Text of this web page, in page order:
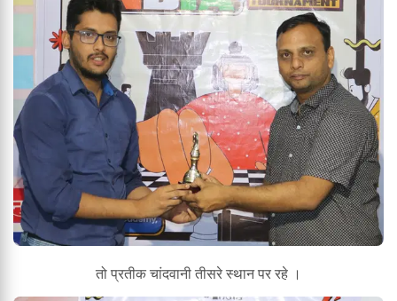
तो प्रतीक चांदवानी तीसरे स्थान पर रहे ।